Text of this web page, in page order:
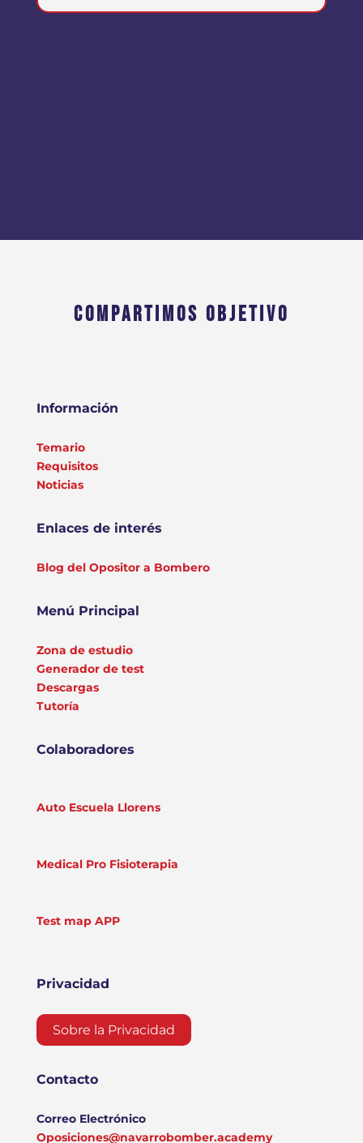
COMPARTIMOS OBJETIVO
Información
Temario
Requisitos
Noticias
Enlaces de interés
Blog del Opositor a Bombero
Menú Principal
Zona de estudio
Generador de test
Descargas
Tutoría
Colaboradores
Auto Escuela Llorens
Medical Pro Fisioterapia
Test map APP
Privacidad
Sobre la Privacidad
Contacto
Correo Electrónico
Oposiciones@navarrobomber.academy